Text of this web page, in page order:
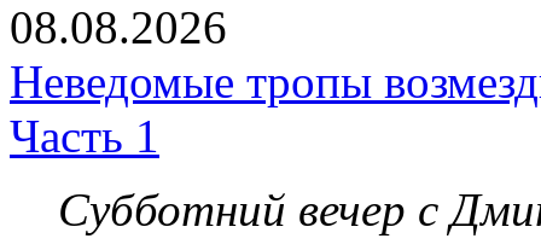
08.08.2026
Неведомые тропы
Часть 1
Субботний вечер с